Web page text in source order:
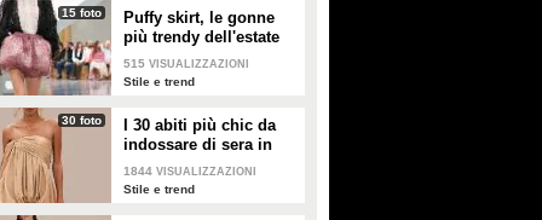
15 foto
Puffy skirt, le gonne
più trendy dell'estate
2026 sono quelle a
palloncino
515 VISUALIZZAZIONI
Stile e trend
30 foto
I 30 abiti più chic da
indossare di sera in
estate
1844 VISUALIZZAZIONI
Stile e trend